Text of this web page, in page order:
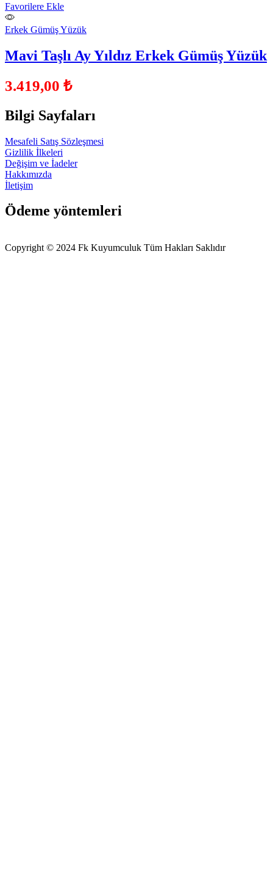
Favorilere Ekle
Erkek Gümüş Yüzük
Mavi Taşlı Ay Yıldız Erkek Gümüş Yüzük
3.419,00 ₺
Bilgi Sayfaları
Mesafeli Satış Sözleşmesi
Gizlilik İlkeleri
Değişim ve İadeler
Hakkımızda
İletişim
Ödeme yöntemleri
Copyright © 2024 Fk Kuyumculuk Tüm Hakları Saklıdır